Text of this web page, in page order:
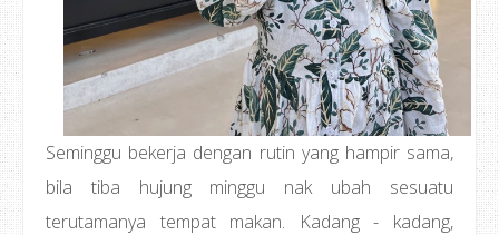
Seminggu bekerja dengan rutin yang hampir sama,
bila tiba hujung minggu nak ubah sesuatu
terutamanya tempat makan. Kadang - kadang,